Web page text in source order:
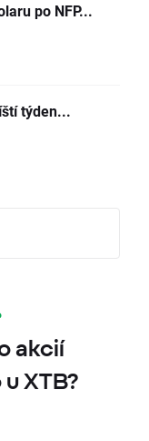
po NFP...
týden...
akcií
XTB?